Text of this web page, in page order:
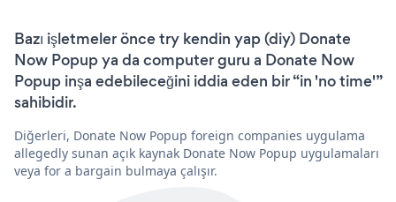
Bazı işletmeler önce try kendin yap (diy) Donate
Now Popup ya da computer guru a Donate Now
Popup inşa edebileceğini iddia eden bir “in 'no time'”
sahibidir.
Diğerleri, Donate Now Popup foreign companies uygulama
allegedly sunan açık kaynak Donate Now Popup uygulamaları
veya for a bargain bulmaya çalışır.